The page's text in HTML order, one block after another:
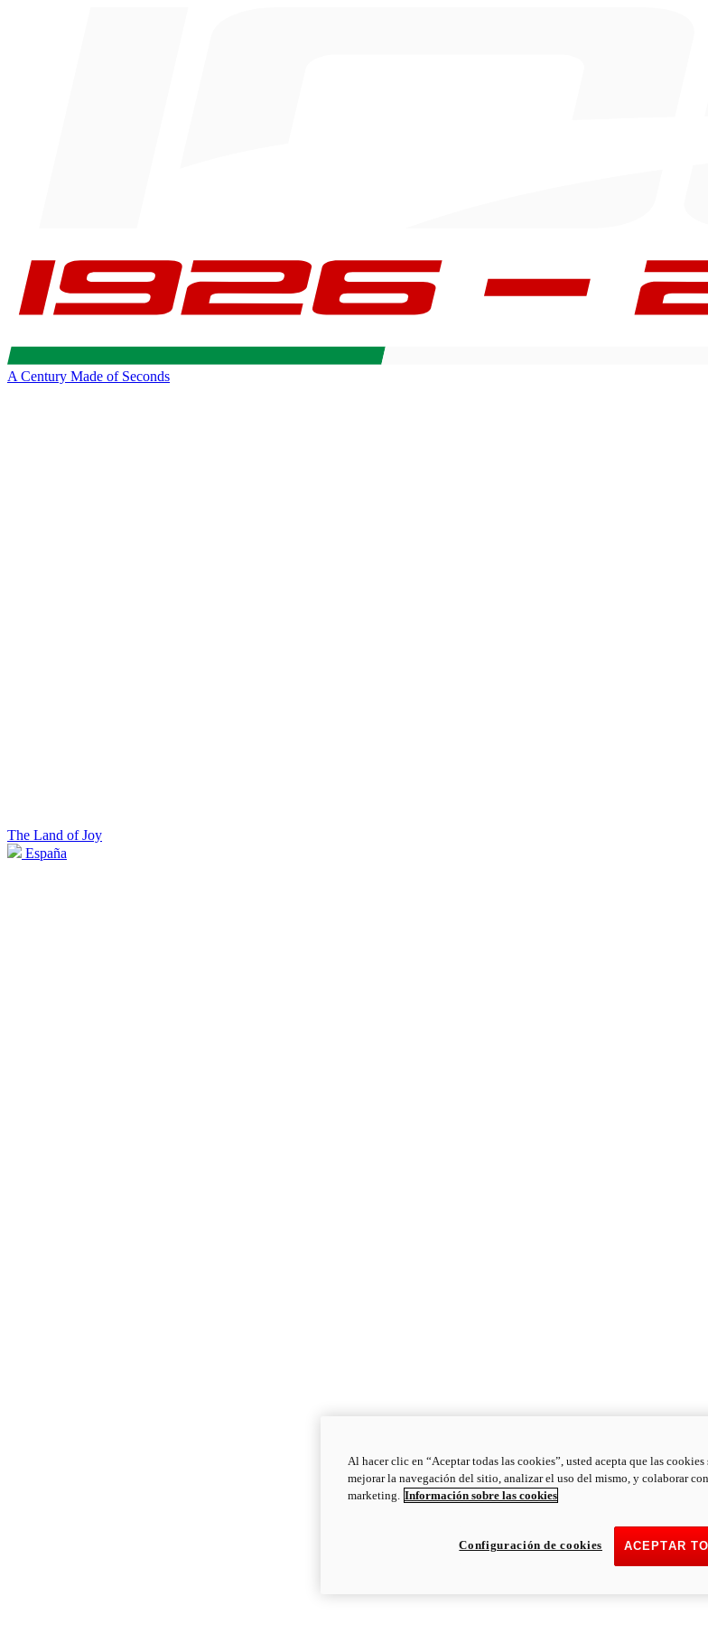
A Century Made of Seconds
The Land of Joy
España
Al hacer clic en “Aceptar todas las cookies”, usted acepta que las
mejorar la navegación del sitio, analizar el uso del mismo, y colaborar
marketing. Información sobre las cookies
ACEPTAR
Configuración de cookies